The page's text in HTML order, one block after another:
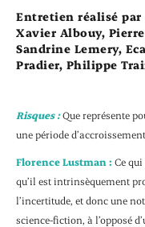
Entretien réalisé par
Xavier Albouy,
Sandrine Lemery,
Pradier, Philippe
Risques :Que représente
une période
Florence Lustman : Ce qui
qu’il est intrinsèquement
l’incertitude, et donc une
science-fiction, à l’opposé